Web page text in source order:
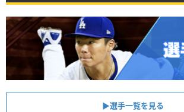
▶︎選手一覧を見る